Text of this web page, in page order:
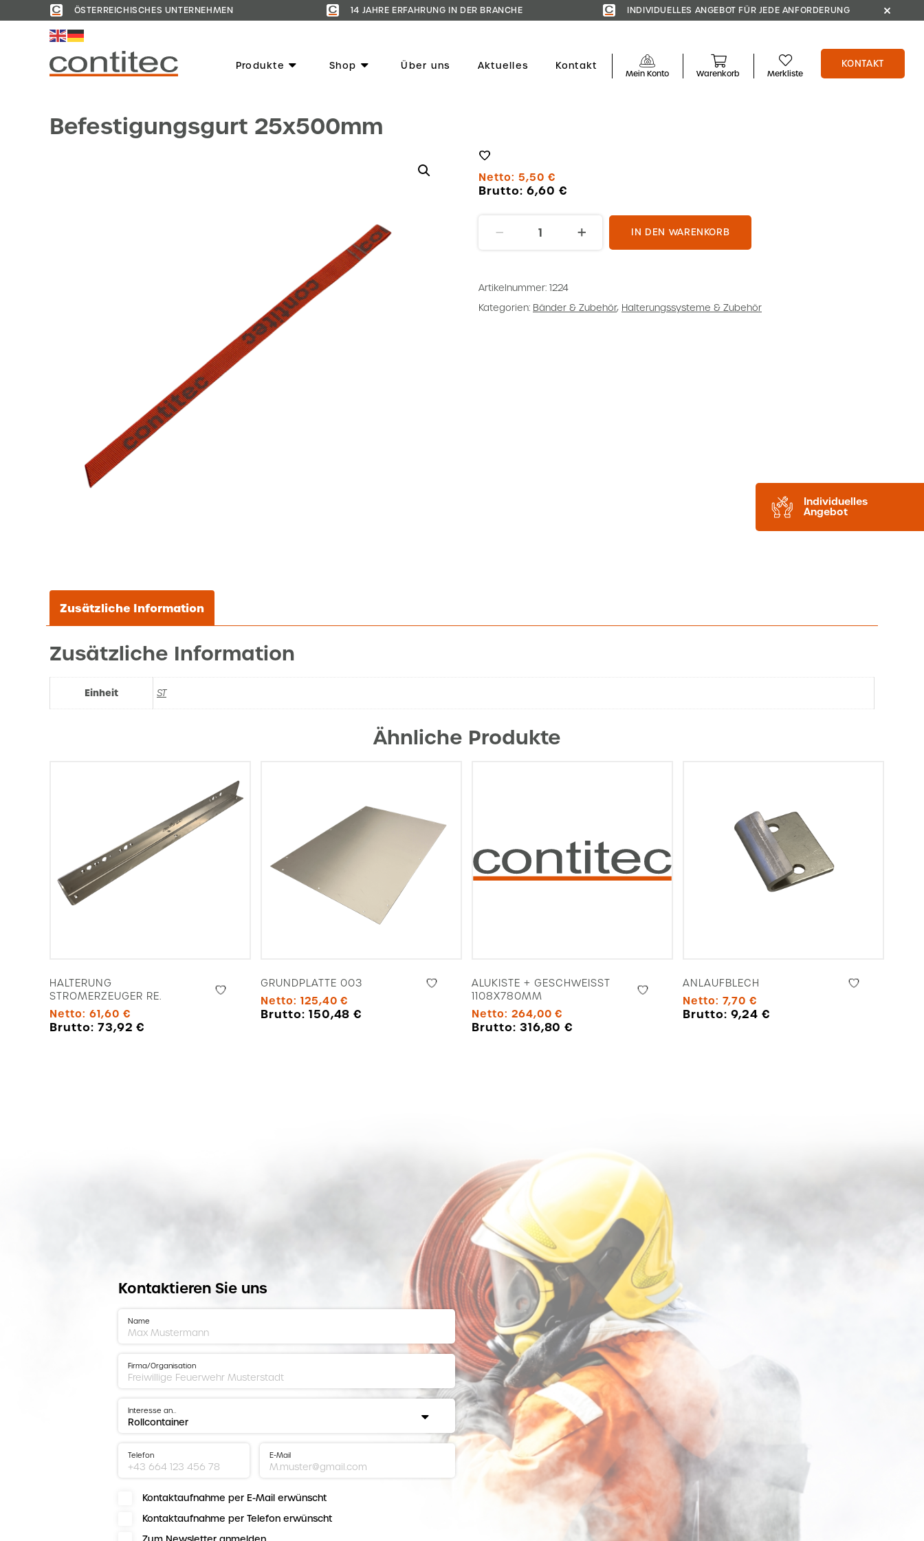
ÖSTERREICHISCHES UNTERNEHMEN 14 JAHRE ERFAHRUNG IN DER BRANCHE INDIVIDUELLES ANGEBOT FÜR JEDE ANFORDERUNG
Produkte Shop Über uns Aktuelles Kontakt
Mein Konto Warenkorb Merkliste
KONTAKT
Individuelles
Angebot
Befestigungsgurt 25x500mm
Netto: 5,50 €
Brutto: 6,60 €
IN DEN WARENKORB
Artikelnummer: 1224
Kategorien: Bänder & Zubehör, Halterungssysteme & Zubehör
Zusätzliche Information
Zusätzliche Information
Einheit ST
Ähnliche Produkte
HALTERUNG
STROMERZEUGER RE.
Netto: 61,60 €
Brutto: 73,92€
GRUNDPLATTE 003
Netto: 125,40€
Brutto: 150,48€
ALUKISTE + GESCHWEISST 1
108X780MM
Netto: 264,00€
Brutto: 316,80€
ANLAUFBLECH
Netto: 7,70 €
Brutto: 9,24 €
Kontaktieren Sie uns
Name
Firma/Organisation
Interesse an…
Telefon E-Mail
Kontaktaufnahme per E-Mail erwünscht
Kontaktaufnahme per Telefon erwünscht